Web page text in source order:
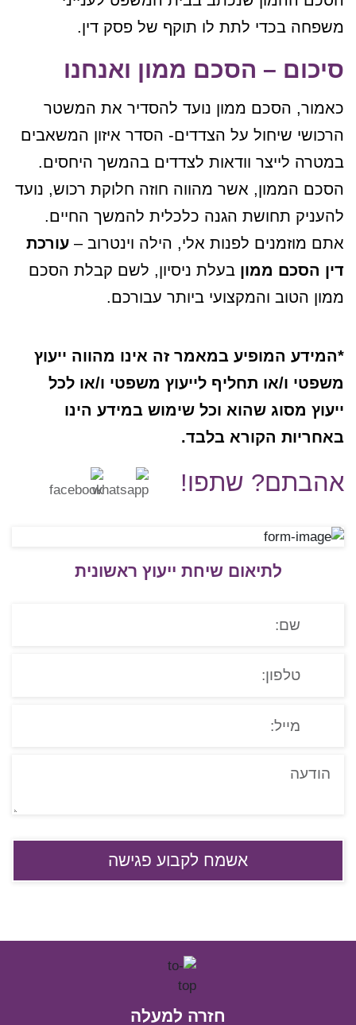
משפחה בכדי לתת לו תוקף של פסק דין.
סיכום – הסכם ממון ואנחנו
כאמור, הסכם ממון נועד להסדיר את המשטר
הרכושי שיחול על הצדדים- הסדר איזון המשאבים
במטרה לייצר וודאות לצדדים בהמשך היחסים.
הסכם הממון, אשר מהווה חוזה חלוקת רכוש, נועד
להעניק תחושת הגנה כלכלית להמשך החיים.
אתם מוזמנים לפנות אלי, הילה וינטרוב – עורכת
דין הסכם ממון בעלת ניסיון, לשם קבלת הסכם
ממון הטוב והמקצועי ביותר עבורכם.
*המידע המופיע במאמר זה אינו מהווה ייעוץ
משפטי ו/או תחליף לייעוץ משפטי ו/או לכל
ייעוץ מסוג שהוא וכל שימוש במידע הינו
באחריות הקורא בלבד.
אהבתם? שתפו!
לתיאום שיחת ייעוץ ראשונית
חזרה למעלה